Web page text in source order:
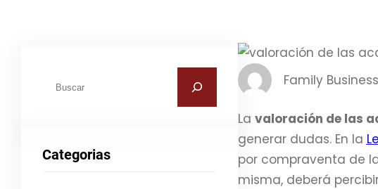
a
Categorias
Family
La valoración de las
generar dudas. En la
por compraventa de
misma, deberá